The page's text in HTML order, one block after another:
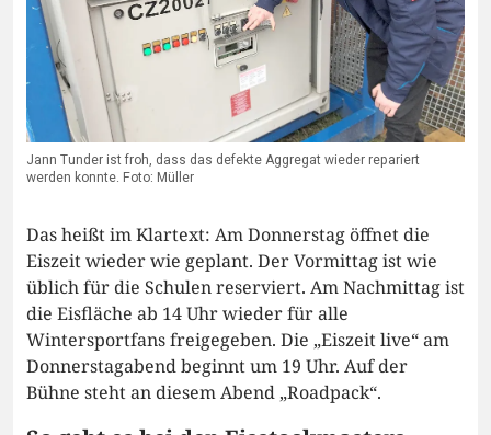
Jann Tunder ist froh, dass das defekte Aggregat wieder repariert
werden konnte. Foto: Müller
Das heißt im Klartext: Am Donnerstag öffnet die
Eiszeit wieder wie geplant. Der Vormittag ist wie
üblich für die Schulen reserviert. Am Nachmittag ist
die Eisfläche ab 14 Uhr wieder für alle
Wintersportfans freigegeben. Die „Eiszeit live“ am
Donnerstagabend beginnt um 19 Uhr. Auf der
Bühne steht an diesem Abend „Roadpack“.